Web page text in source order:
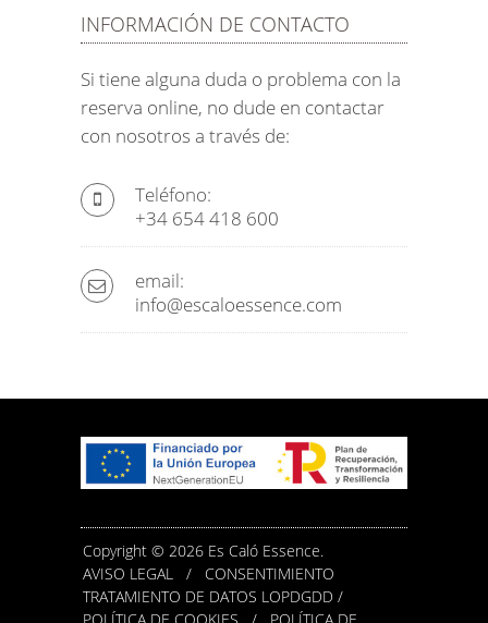
INFORMACIÓN DE CONTACTO
Si tiene alguna duda o problema con la
reserva online, no dude en contactar
con nosotros a través de:
Teléfono:
+34 654 418 600
email:
info@escaloessence.com
Copyright © 2026 Es Caló Essence.
AVISO LEGAL
/ CONSENTIMIENTO
TRATAMIENTO DE DATOS LOPDGDD /
POLÍTICA DE COOKIES / POLÍTICA DE